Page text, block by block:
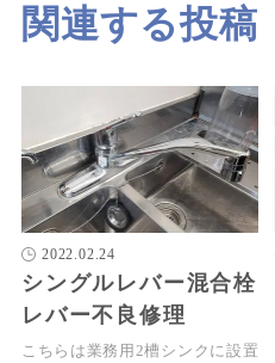
関連する投稿
2022.02.24
シングルレバー混合栓
レバー不良修理
こちらは業務用2槽シンクに設置